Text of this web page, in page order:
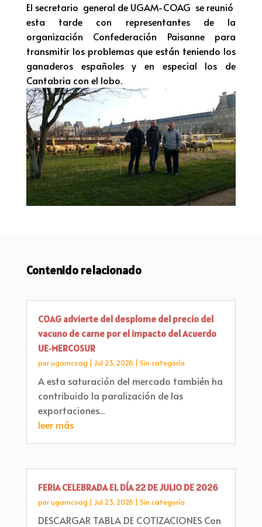
El secretario general de UGAM-COAG se reunió
esta tarde con representantes de la
organización Confederación Paisanne para
transmitir los problemas que están teniendo los
ganaderos españoles y en especial los de
Cantabria con el lobo.
Contenido relacionado
COAG advierte del desplome del precio del
vacuno de carne por el impacto del Acuerdo
UE‑MERCOSUR
porugamcoag Jul 23, 2026 Sin categoría
A esta saturación del mercado también ha
contribuido la paralización de las
exportaciones...
leer más
FERIA CELEBRADA EL DÍA 22 DE JULIO DE 2026
porugamcoag Jul 23, 2026 Sin categoría
DESCARGAR TABLA DE COTIZACIONES Con